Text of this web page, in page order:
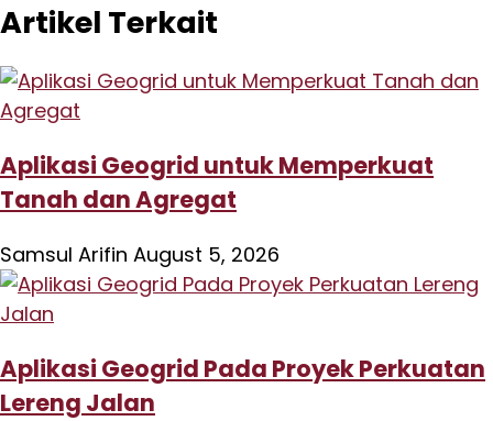
Artikel Terkait
Aplikasi Geogrid untuk Memperkuat
Tanah dan Agregat
Samsul Arifin August 5, 2026
Aplikasi Geogrid Pada Proyek Perkuatan
Lereng Jalan